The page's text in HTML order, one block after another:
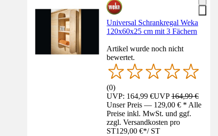
Universal Schrankregal Weka
120x60x25 cm mit 3 Fächern
Artikel wurde noch nicht
bewertet.
(0)
UVP: 164,99 €UVP164,99 €
Unser Preis — 129,00 € * Alle
Preise inkl. MwSt. und ggf.
zzgl. Versandkosten pro
ST129,00 €*/ ST